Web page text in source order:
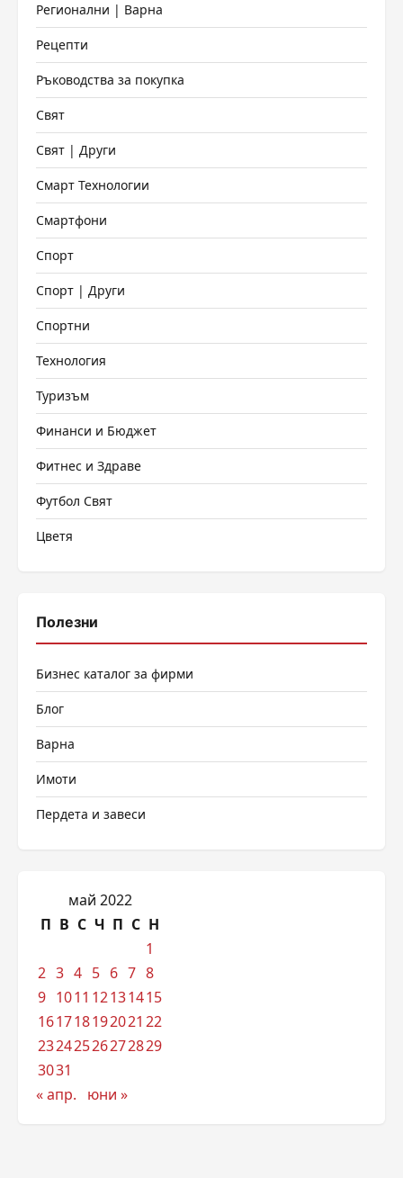
Регионални | Варна
Рецепти
Ръководства за покупка
Свят
Свят | Други
Смарт Технологии
Смартфони
Спорт
Спорт | Други
Спортни
Технология
Туризъм
Финанси и Бюджет
Фитнес и Здраве
Футбол Свят
Цветя
Полезни
Бизнес каталог за фирми
Блог
Варна
Имоти
Пердета и завеси
май 2022
П В С Ч П С Н
1
2 3 4 5 6 7 8
9 1011 12131415
161718192021 22
23242526272829
3031
« апр.
юни »